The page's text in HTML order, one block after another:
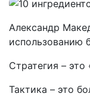
Александр
использованию
Стратегия –
Тактика – это